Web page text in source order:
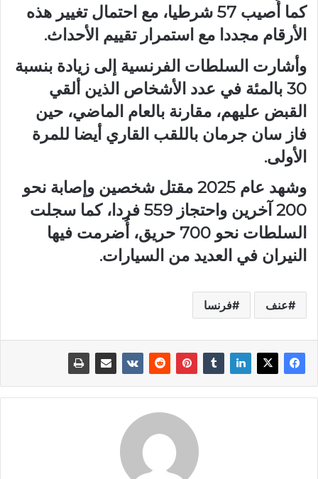
كما أُصيب 57 شرطيا، مع احتمال تغيير هذه
الأرقام مجددا مع استمرار تقييم الأحداث.
وأشارت السلطات الفرنسية إلى زيادة بنسبة
30 بالمئة في عدد الأشخاص الذين ألقي
القبض عليهم، مقارنة بالعام الماضي، حين
فاز سان جرمان باللقب القاري أيضا للمرة
الأولى.
وشهد عام 2025 مقتل شخصين وإصابة نحو
200 آخرين واحتجاز 559 فردا، كما سجلت
السلطات نحو 700 حريق، أُضرمت فيها
النيران في العديد من السيارات.
عنف فرنسا